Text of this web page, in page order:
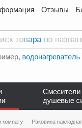
Отзывы
водонагреватель
Смесители
душевые
комнату Раковина